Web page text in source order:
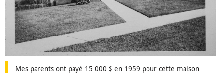
Mes parents ont payé 15 000 $ en 1959 pour cette maison